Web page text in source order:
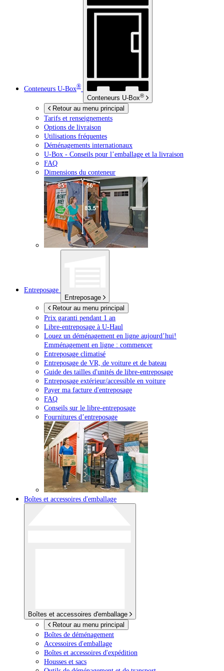
Conteneurs U-Box®
Conteneurs U-Box®
Retour au menu principal
Tarifs et renseignements
Options de livraison
Utilisations fréquentes
Déménagements internationaux
U-Box - Conseils pour l’emballage et la livraison
FAQ
Dimensions du conteneur
Entreposage
Entreposage
Retour au menu principal
Prix garanti pendant 1 an
Libre-entreposage à U-Haul
Louez un déménagement en ligne aujourd’hui!
Emménagement en ligne : commencer
Entreposage climatisé
Entreposage de VR, de voiture et de bateau
Guide des tailles d'unités de libre-entreposage
Entreposage extérieur/accessible en voiture
Payer ma facture d'entreposage
FAQ
Conseils sur le libre-entreposage
Fournitures d’entreposage
Boîtes et accessoires d'emballage
Boîtes et accessoires d'emballage
Retour au menu principal
Boîtes de déménagement
Accessoires d'emballage
Boîtes et accessoires d'expédition
Housses et sacs